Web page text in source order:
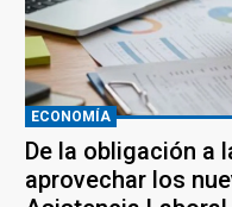
ECONOMÍA
De la obligación a
aprovechar los